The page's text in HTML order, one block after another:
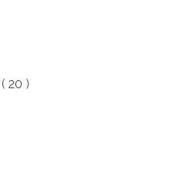
( 20 )